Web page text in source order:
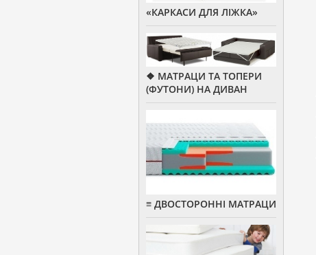
«КАРКАСИ ДЛЯ ЛІЖКА»
❖ МАТРАЦИ ТА ТОПЕРИ
(ФУТОНИ) НА ДИВАН
≡ ДВОСТОРОННІ МАТРАЦИ